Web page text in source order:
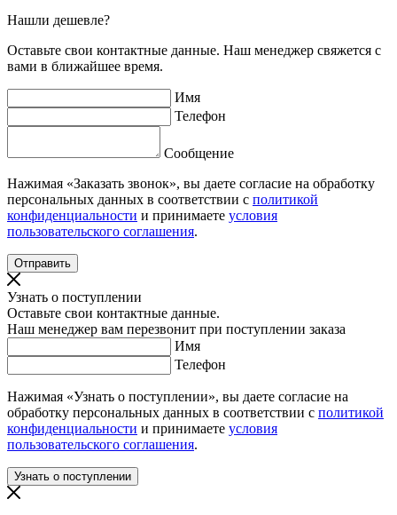
Нашли дешевле?
Оставьте свои контактные данные. Наш менеджер свяжется с
вами в ближайшее время.
Имя
Телефон
Сообщение
Нажимая «Заказать звонок», вы даете согласие на обработку
персональных данных в соответствии с политикой
конфиденциальности и принимаете условия
пользовательского соглашения.
Узнать о поступлении
Оставьте свои контактные данные.
Наш менеджер вам перезвонит при поступлении заказа
Имя
Телефон
Нажимая «Узнать о поступлении», вы даете согласие на
обработку персональных данных в соответствии с политикой
конфиденциальности и принимаете условия
пользовательского соглашения.